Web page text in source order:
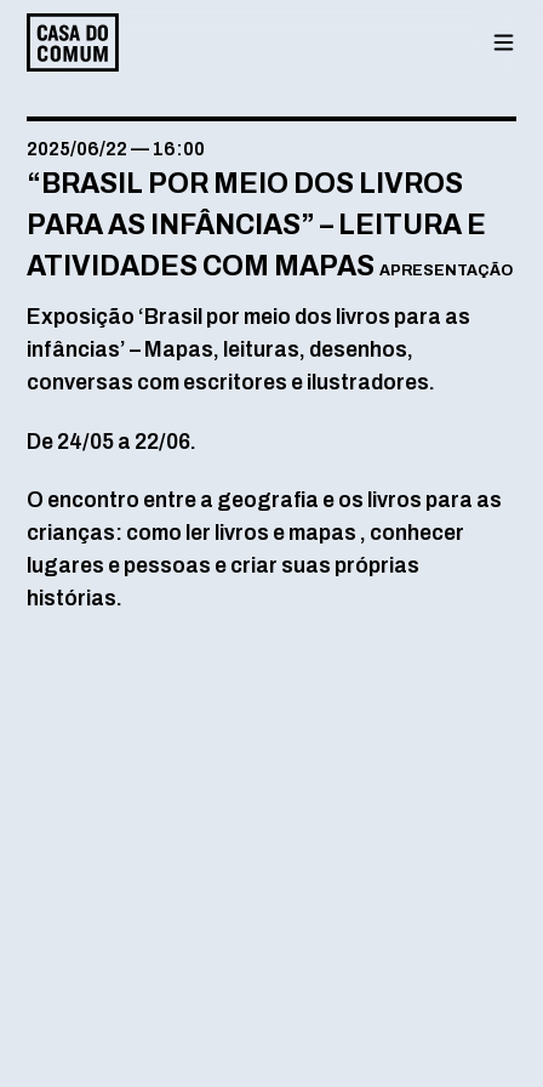
Saltar
para
conteúdo
2025/06/22 — 16:00
“BRASIL POR MEIO DOS LIVROS
PARA AS INFÂNCIAS” – LEITURA E
ATIVIDADES COM MAPAS APRESENTAÇÃO
Exposição ‘Brasil por meio dos livros para as
infâncias’ – Mapas, leituras, desenhos,
conversas com escritores e ilustradores.
De 24/05 a 22/06.
O encontro entre a geografia e os livros para as
crianças: como ler livros e mapas , conhecer
lugares e pessoas e criar suas próprias
histórias.